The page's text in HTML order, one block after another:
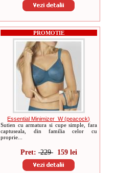
PROMOTIE
Essential Minimizer_W (peacock)
Sutien cu armatura si cupe simple, fara
captuseala, din familia celor cu
proprie...
Pret: 229159 lei